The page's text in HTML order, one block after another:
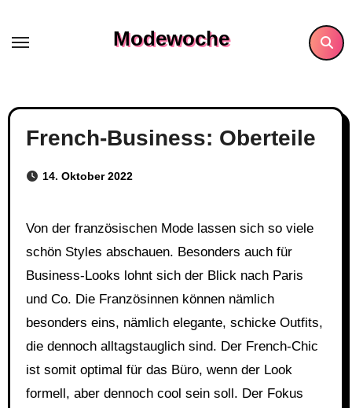
content
Modewoche
French-Business: Oberteile
14. Oktober 2022
Von der französischen Mode lassen sich so viele
schön Styles abschauen. Besonders auch für
Business-Looks lohnt sich der Blick nach Paris
und Co. Die Französinnen können nämlich
besonders eins, nämlich elegante, schicke Outfits,
die dennoch alltagstauglich sind. Der French-Chic
ist somit optimal für das Büro, wenn der Look
formell, aber dennoch cool sein soll. Der Fokus